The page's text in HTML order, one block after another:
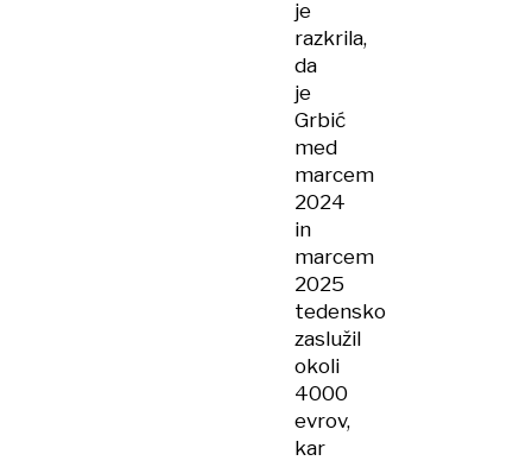
je
razkrila,
da
je
Grbić
med
marcem
2024
in
marcem
2025
tedensko
zaslužil
okoli
4000
evrov,
kar